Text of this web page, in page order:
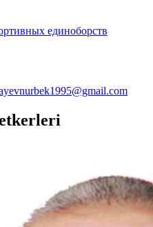
единоборств